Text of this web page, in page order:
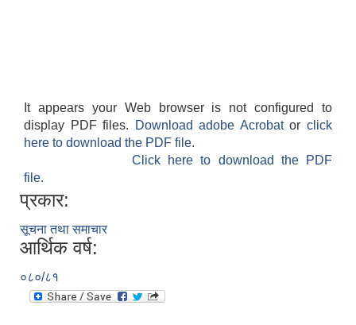
It appears your Web browser is not configured to
display PDF files.
Download adobe Acrobatorclick
here to download the PDF file.
Click here to download the PDF
file.
प्रकार:
सूचना तथा समाचार
आर्थिक वर्ष:
०८०/८१